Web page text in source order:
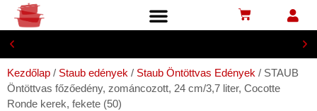
lIngyenesen postapontra, 29 900 Ft-tól
Kezdőlap / Staub edények / Staub Öntöttvas Edények / STAUB
Öntöttvas főzőedény, zománcozott, 24 cm/3,7 liter, Cocotte
Ronde kerek, fekete (50)